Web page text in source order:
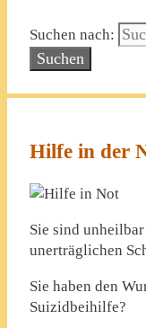
Suchen nach:
Hilfe in der
Sie sind
unerträglichen
Sie haben den
Suizidbeihilfe?